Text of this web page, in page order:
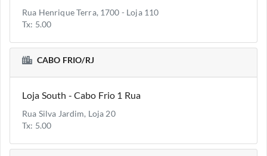
Rua Henrique Terra, 1700 - Loja 110
Tx: 5.00
CABO FRIO/RJ
Loja South - Cabo Frio 1 Rua
Rua Silva Jardim, Loja 20
Tx: 5.00